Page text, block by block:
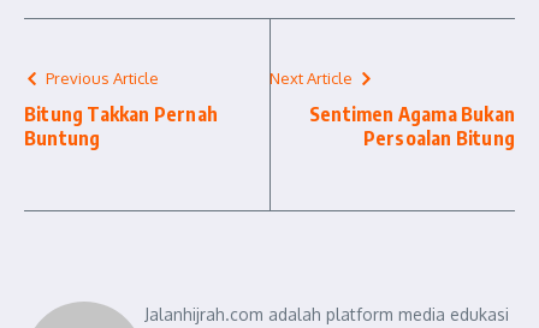
Previous Article
Bitung Takkan Pernah
Buntung
Next Article
Sentimen Agama Bukan
Persoalan Bitung
Jalanhijrah.com adalah platform media edukasi